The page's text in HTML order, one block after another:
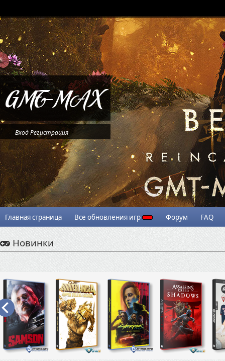
ВходРегистрация
Главная страница Все обновления игр Форум FAQ
Новинки